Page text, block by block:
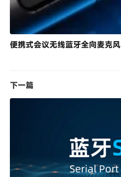
便携式会议无线蓝牙全向麦克风
下一篇